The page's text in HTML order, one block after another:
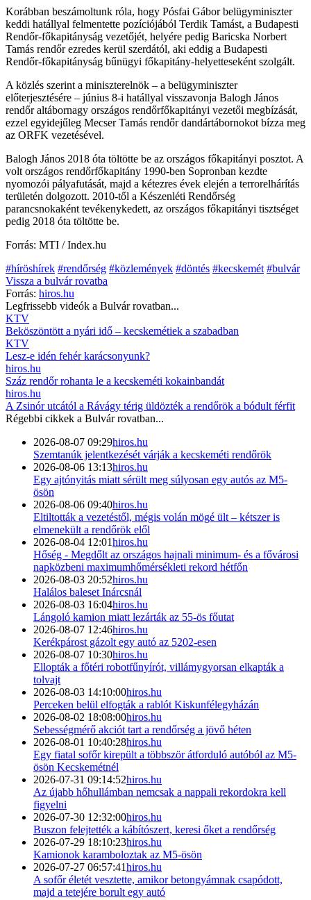
Korábban beszámoltunk róla, hogy Pósfai Gábor belügyminiszter
keddi hatállyal felmentette pozíciójából Terdik Tamást, a Budapesti
Rendőr-főkapitányság vezetőjét, helyére pedig Baricska Norbert
Tamás rendőr ezredes kerül szerdától, aki eddig a Budapesti
Rendőr-főkapitányság bűnügyi főkapitány-helyetteseként szolgált.
A közlés szerint a miniszterelnök – a belügyminiszter
előterjesztésére – június 8-i hatállyal visszavonja Balogh János
rendőr altábornagy országos rendőrfőkapitányi vezetői megbízását,
ezzel egyidejűleg Mecser Tamás rendőr dandártábornokot bízza meg
az ORFK vezetésével.
Balogh János 2018 óta töltötte be az országos főkapitányi posztot. A
volt országos rendőrfőkapitány 1990-ben Sopronban kezdte
nyomozói pályafutását, majd a kétezres évek elején a terrorelhárítás
területén dolgozott. 2010-től a Készenléti Rendőrség
parancsnokaként tevékenykedett, az országos főkapitányi tisztséget
pedig 2018 óta töltötte be.
Forrás: MTI / Index.hu
#híröshírek #rendőrség #közlemények #döntés #kecskemét #bulvár
Vissza a bulvárrovatba
Forrás: hiros.hu
Legfrissebb videók a Bulvárrovatban...
KTV
Beköszöntött a nyári idő – kecskemétiek a szabadban
KTV
Lesz-e idén fehér karácsonyunk?
hiros.hu
Száz rendőr rohanta le a kecskeméti kokainbandát
hiros.hu
A Zsinór utcától a Rávágy térig üldözték a rendőrök a bódult férfit
Régebbi cikkek a Bulvárrovatban...
2026-08-07 09:29hiros.hu
Szemtanúk jelentkezését várják a kecskeméti rendőrök
2026-08-06 13:13hiros.hu
Egy ajtónyitás miatt sérült meg súlyosan egy autós az M5-
ösön
2026-08-06 09:40hiros.hu
Eltiltották a vezetéstől, mégis volán mögé ült – kétszer is
elmenekült a rendőrök elől
2026-08-04 12:01hiros.hu
Hőség - Megdőlt az országos hajnali minimum- és a fővárosi
napközbeni maximumhőmérsékleti rekord hétfőn
2026-08-03 20:52hiros.hu
Halálos baleset Inárcsnál
2026-08-03 16:04hiros.hu
Lángoló kamion miatt lezárták az 55-ös főutat
2026-08-07 12:46hiros.hu
Kerékpárost gázolt egy autó az 5202-esen
2026-08-07 10:30hiros.hu
Ellopták a főtéri robotfűnyírót, villámygyorsan elkapták a
tolvajt
2026-08-03 14:10:00hiros.hu
Perceken belül elfogták a rablót Kiskunfélegyházán
2026-08-02 18:08:00hiros.hu
Sebességmérő akciót tart a rendőrség a jövő héten
2026-08-01 10:40:28hiros.hu
Egy fiatal sofőr kirepült a többször átforduló autóból az M5-
ösön Kecskemétnél
2026-07-31 09:14:52hiros.hu
Az újabb hőhullámban nemcsak a nappali rekordokra kell
figyelni
2026-07-30 12:32:00hiros.hu
Buszon felejtették a kábítószert, keresi őket a rendőrség
2026-07-29 18:10:23hiros.hu
Kamionok karamboloztak az M5-ösön
2026-07-27 06:57:41hiros.hu
A sofőr életét vesztette, amikor betongyámnak csapódott,
majd a tetejére borult egy autó